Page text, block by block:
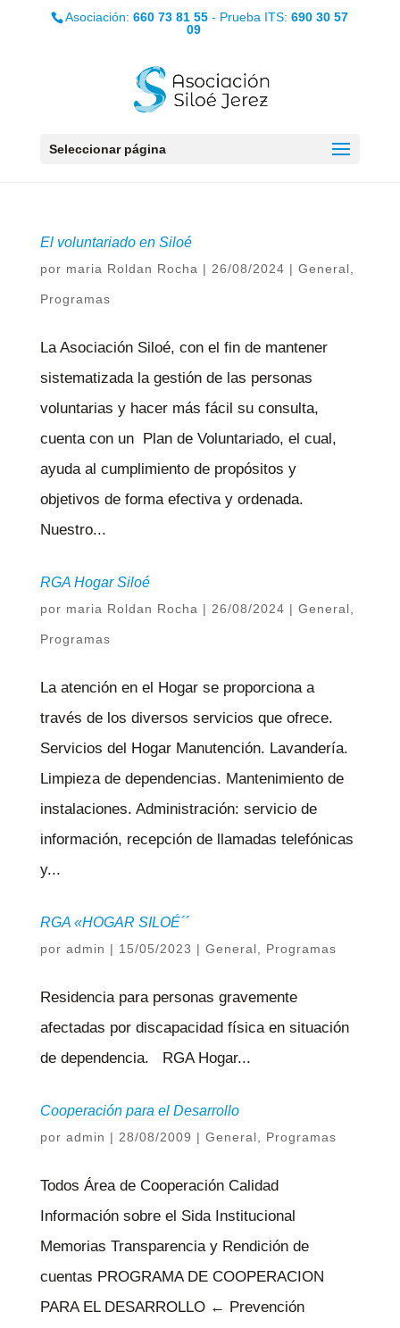
Asociación:660 73 81 55 - Prueba ITS:690 30 57
09
Seleccionar página
El voluntariado en Siloé
por maria Roldan Rocha | 26/08/2024 | General
Programas
La Asociación Siloé, con el fin de mantener
sistematizada la gestión de las personas
voluntarias y hacer más fácil su consulta,
cuenta con un Plan de Voluntariado, el cual,
ayuda al cumplimiento de propósitos y
objetivos de forma efectiva y ordenada.
Nuestro...
RGA Hogar Siloé
por maria Roldan Rocha | 26/08/2024 | General
Programas
La atención en el Hogar se proporciona a
través de los diversos servicios que ofrece.
Servicios del Hogar Manutención. Lavandería.
Limpieza de dependencias. Mantenimiento de
instalaciones. Administración: servicio de
información, recepción de llamadas telefónicas
y...
RGA «HOGAR SILOÉ´´
por admin | 15/05/2023 | General Programas
Residencia para personas gravemente
afectadas por discapacidad física en situación
de dependencia. RGA Hogar...
Cooperación para el Desarrollo
por admin | 28/08/2009 | General Programas
Todos Área de Cooperación Calidad
Información sobre el Sida Institucional
Memorias Transparencia y Rendición de
cuentas PROGRAMA DE COOPERACION
PARA EL DESARROLLO ← Prevención